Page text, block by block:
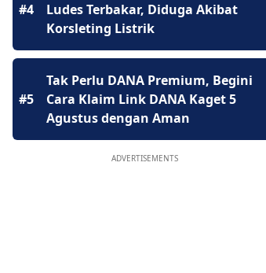
#4
Ludes Terbakar, Diduga Akibat
Korsleting Listrik
#5
Tak Perlu DANA Premium, Begini
Cara Klaim Link DANA Kaget 5
Agustus dengan Aman
ADVERTISEMENTS